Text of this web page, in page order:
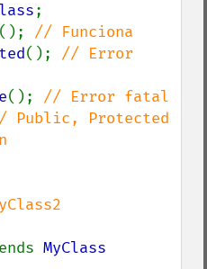
();
(); // Error
();
Public, Protected